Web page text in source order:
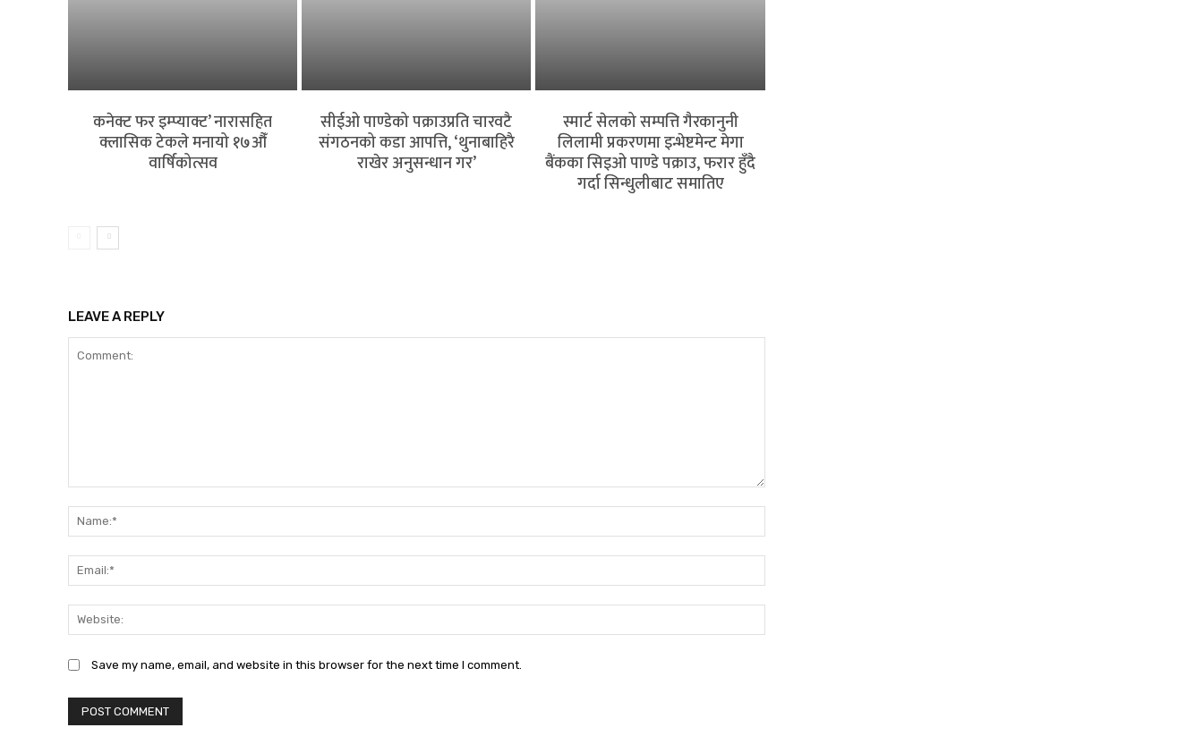
कनेक्ट फर इम्प्याक्ट’ नारासहित
क्लासिक टेकले मनायो १७औँ
वार्षिकोत्सव
सीईओ पाण्डेको पक्राउप्रति चारवटै
संगठनको कडा आपत्ति, ‘थुनाबाहिरै
राखेर अनुसन्धान गर’
स्मार्ट सेलको सम्पत्ति गैरकानुनी
लिलामी प्रकरणमा इन्भेष्टमेन्ट मेगा
बैंकका सिइओ पाण्डे पक्राउ, फरार हुँदै
गर्दा सिन्धुलीबाट समातिए
LEAVE A REPLY
Save my name, email, and website in this browser for the next time I comment.